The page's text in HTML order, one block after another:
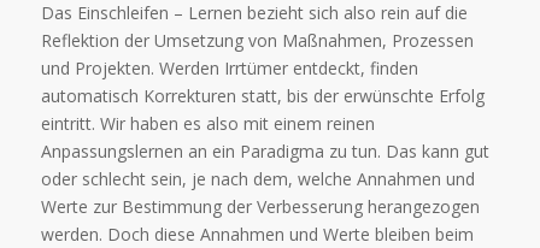
Das Einschleifen – Lernen bezieht sich also rein auf die
Reflektion der Umsetzung von Maßnahmen, Prozessen
und Projekten. Werden Irrtümer entdeckt, finden
automatisch Korrekturen statt, bis der erwünschte Erfolg
eintritt. Wir haben es also mit einem reinen
Anpassungslernen an ein Paradigma zu tun. Das kann gut
oder schlecht sein, je nach dem, welche Annahmen und
Werte zur Bestimmung der Verbesserung herangezogen
werden. Doch diese Annahmen und Werte bleiben beim